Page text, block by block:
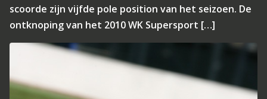
scoorde zijn vijfde pole position van het seizoen. De
ontknoping van het 2010 WK Supersport […]